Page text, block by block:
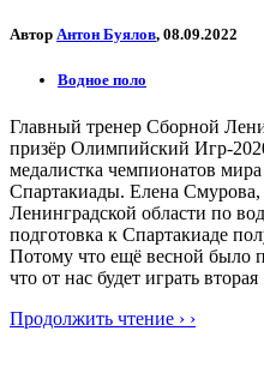
Автор Антон Буялов, 08.09.2022
Водное поло
Главный тренер Сборной
призёр Олимпийский Игр-
медалистка чемпионатов
Спартакиады. Елена
Ленинградской области по
подготовка к Спартакиаде
Потому что ещё весной было
что от нас будет играть вторая
Продолжить чтение › ›